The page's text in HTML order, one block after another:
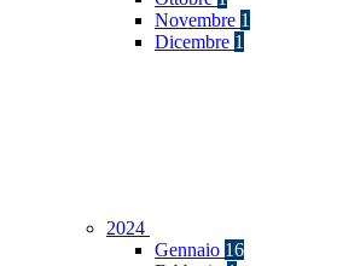
Novembre 1
Dicembre 1
2024
Gennaio 16